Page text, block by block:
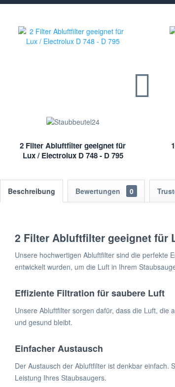
2 Filter Abluftfilter geeignet für
Lux / Electrolux D 748 - D 795
Beschreibung Bewertungen 0
2 Filter Abluftfilter geeignet für
Unsere hochwertigen Abluftfilter sind die perfekte
entwickelt wurden, um die Luft in Ihrem
Effiziente Filtration für saubere Luft
Unsere Abluftfilter sorgen dafür, dass die Luft, die
und gesund bleibt.
Einfacher Austausch
Der Austausch der Abluftfilter ist denkbar
Leistung Ihres Staubsaugers.